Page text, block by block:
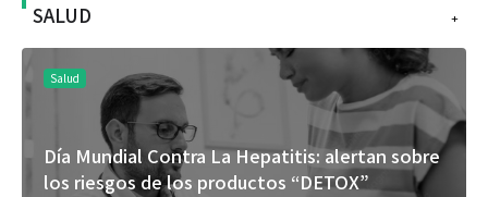
+
SALUD
Mundial Contra La Hepatitis: alertan sobre
riesgos de los productos “DETOX”